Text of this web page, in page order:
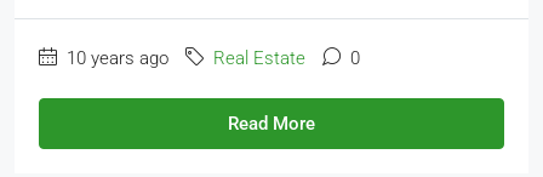
10 years ago Real Estate 0
Read More